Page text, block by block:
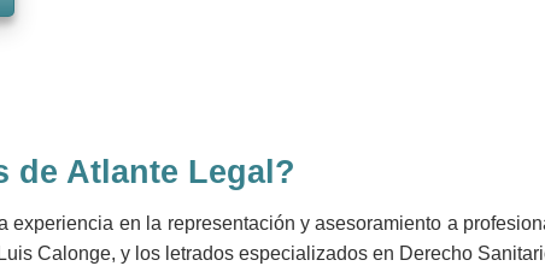
de Atlante Legal?
en la representación y asesoramiento a
Calonge, y los letrados especializados en Derecho